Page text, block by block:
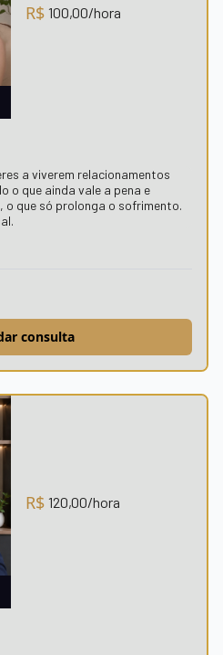
R$ 100,00/hora
a viverem relacionamentos
o que ainda vale a pena e
o que só prolonga o sofrimento.
consulta
R$ 120,00/hora